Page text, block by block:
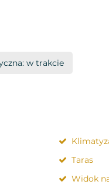
w trakcie
Taras
Widok